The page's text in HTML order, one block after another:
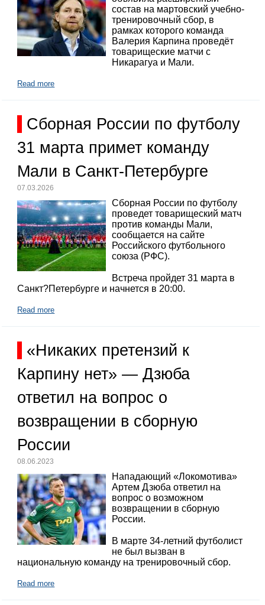
состав на мартовский учебно-
тренировочный сбор, в
рамках которого команда
Валерия Карпина проведёт
товарищеские матчи с
Никарагуа и Мали.
Read more
Сборная России по футболу
31 марта примет команду
Мали в Санкт-Петербурге
07.03.2026
Сборная России по футболу
проведет товарищеский матч
против команды Мали,
сообщается на сайте
Российского футбольного
союза (РФС).
Встреча пройдет 31 марта в
Санкт?Петербурге и начнется в 20:00.
Read more
«Никаких претензий к
Карпину нет» — Дзюба
ответил на вопрос о
возвращении в сборную
России
08.06.2023
Нападающий «Локомотива»
Артем Дзюба ответил на
вопрос о возможном
возвращении в сборную
России.
В марте 34-летний футболист
не был вызван в
национальную команду на тренировочный сбор.
Read more